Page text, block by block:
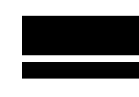
בדרום 2026: כך מתכננים
לנגב,